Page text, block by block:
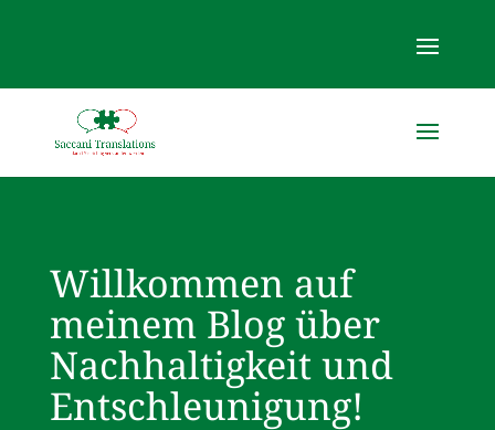
Willkommen auf
meinem Blog über
Nachhaltigkeit und
Entschleunigung!